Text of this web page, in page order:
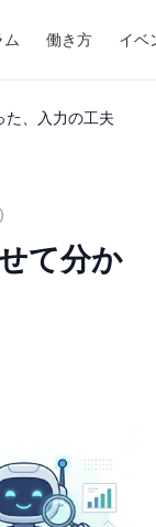
ム 働き方 イベ
、入力の工夫
て分か